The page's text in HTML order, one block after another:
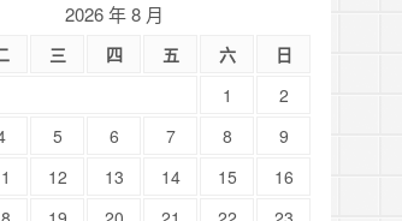
2026 年 8 月
三 四 五 六
日
1
2
5 6 7 8
9
12 13 14 15
16